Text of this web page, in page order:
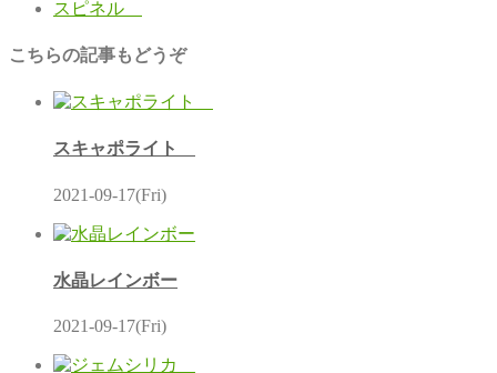
スピネル
こちらの記事もどうぞ
スキャポライト
2021-09-17(Fri)
水晶レインボー
2021-09-17(Fri)